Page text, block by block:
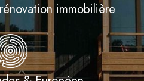
immobilière